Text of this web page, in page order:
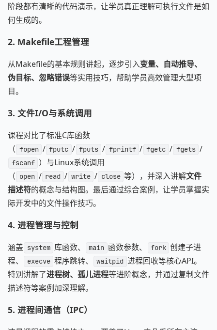
阶段都有清晰的代码演示，让学员真正理解可执行文件是如
何生成的。
2. Makefile工程管理
从Makefile的基本规则讲起，逐步引入变量、自动推导、
伪目标、忽略错误等实用技巧，帮助学员高效管理大型项
目。
3. 文件I/O与系统调用
课程对比了标准C库函数
（ fopen / fputc / fputs / fprintf / fgetc / fgets /
fscanf ）与Linux系统调用
（ open / read / write / close 等），并深入讲解文件
描述符的概念与结构图。最后通过综合案例，让学员掌握实
际开发中的文件操作技巧。
4. 进程管理与控制
涵盖 system 库函数、 main 函数参数、 fork 创建子进
程、
execve 程序跳转、 waitpid 进程回收等核心API。
特别讲解了进程树、孤儿进程等进阶概念，并通过复制文件
描述符等案例加深理解。
5. 进程间通信（IPC）